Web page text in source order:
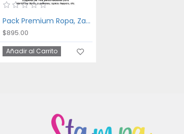
Pack Premium Ropa, Zapatos y Escuela White
$895.00
Añadir al Carrito